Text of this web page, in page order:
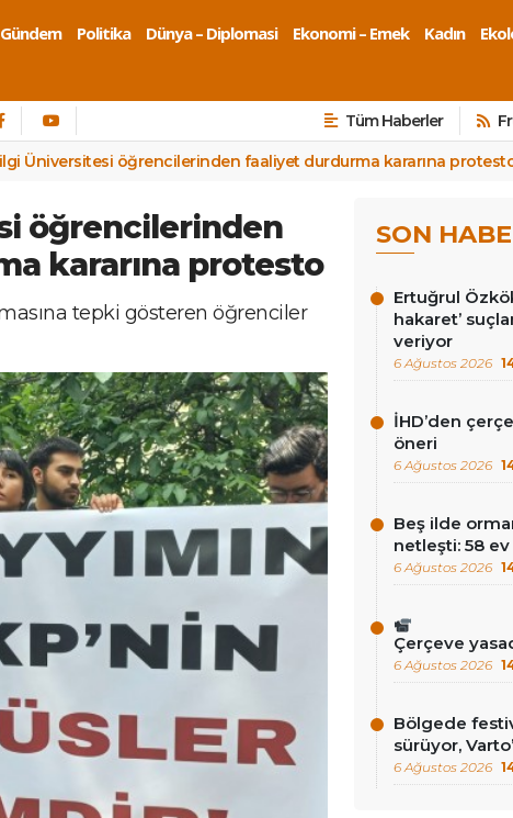
Gündem Politika Dünya – Diplomasi Ekonomi – Emek Kadın
Tüm Haberler
Üniversitesi öğrencilerinden faaliyet durdurma kararına
öğrencilerinden
kararına protesto
tepki gösteren öğrenciler
SON
Ertuğrul
hakaret’
veriyor
6 Ağustos 2026
İHD’den
öneri
6 Ağustos 2026
Beş ilde
netleşti: 58
6 Ağustos 2026
Çerçeve
6 Ağustos 2026
Bölgede
sürüyor,
6 Ağustos 2026